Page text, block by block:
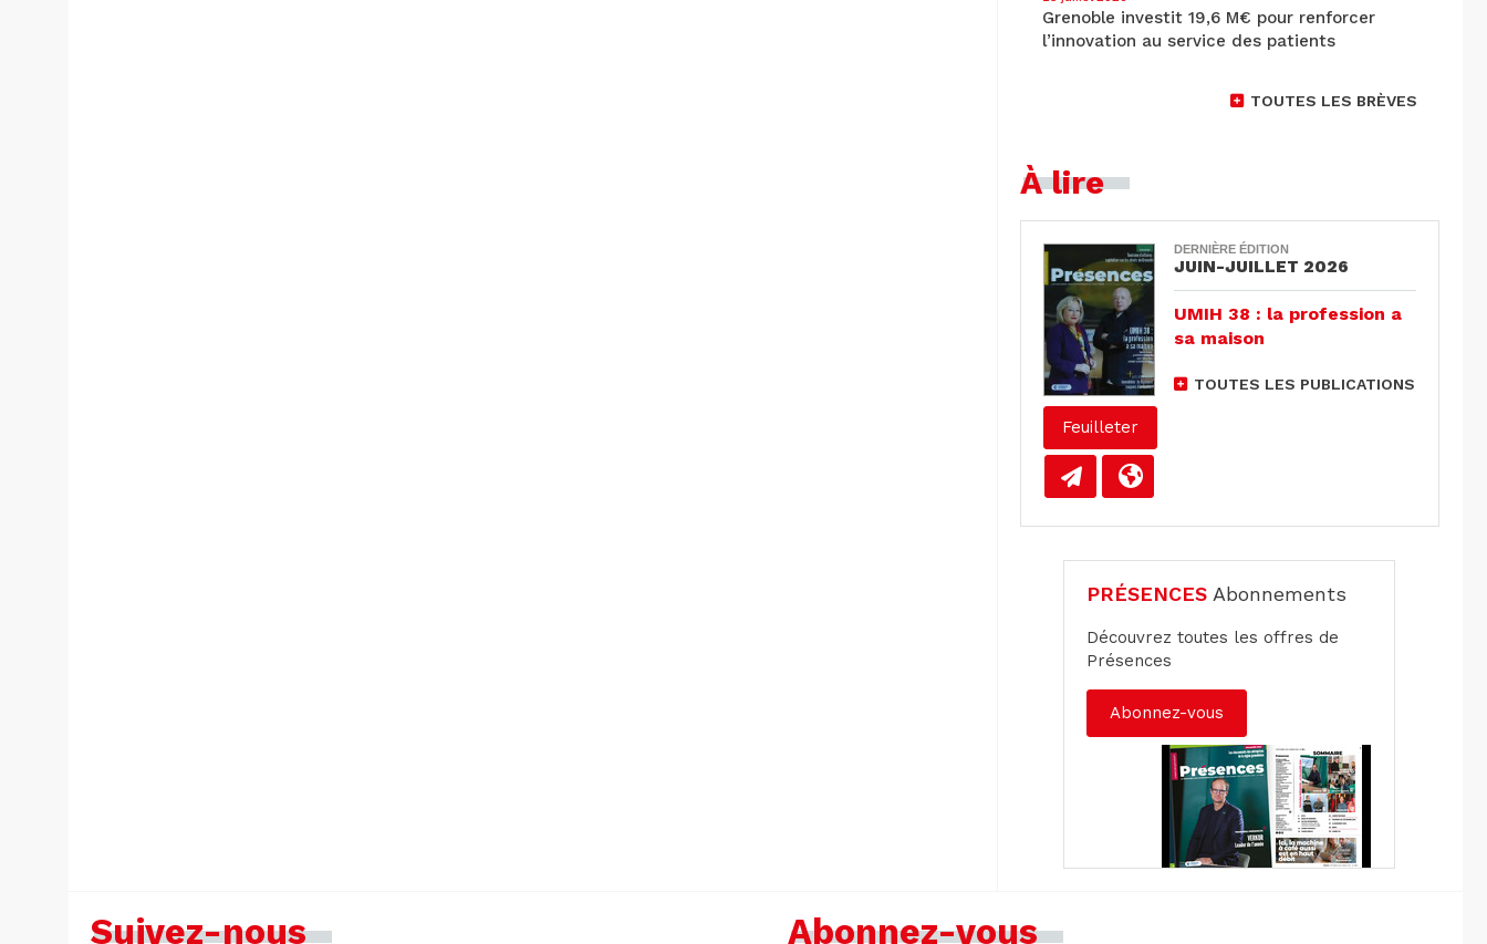
Grenoble investit 19,6 M€ pour renforcer
l’innovation au service des patients
TOUTES LES BRÈVES
À lire
Feuilleter
DERNIÈRE ÉDITION
JUIN-JUILLET 2026
UMIH 38 : la profession a
sa maison
TOUTES LES PUBLICATIONS
PRÉSENCES Abonnements
Découvrez toutes les offres de
Présences
Abonnez-vous
Suivez-nous Abonnez-vous